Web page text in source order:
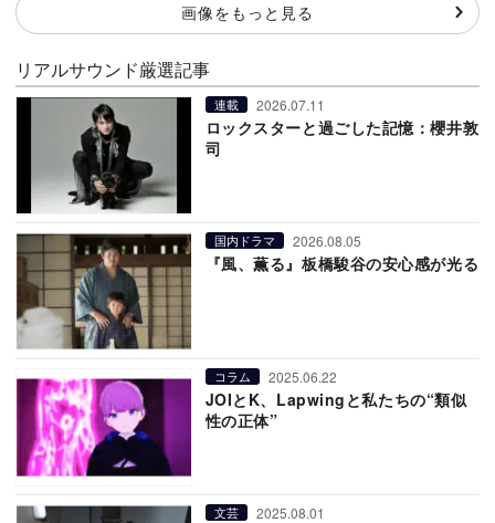
画像をもっと見る
リアルサウンド厳選記事
連載 2026.07.11
ロックスターと過ごした記憶：櫻井敦
司
国内ドラマ 2026.08.05
『風、薫る』板橋駿谷の安心感が光る
コラム 2025.06.22
JOIとK、Lapwingと私たちの“類似
性の正体”
文芸 2025.08.01